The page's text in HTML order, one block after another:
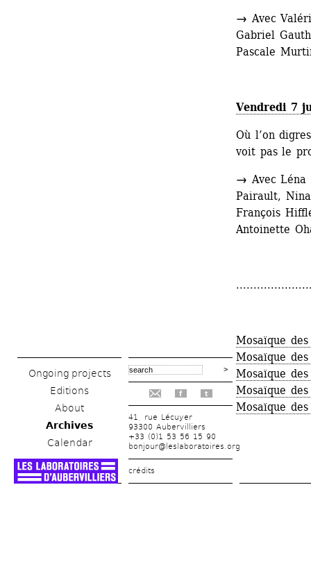
Ongoing projects
Editions
About
Archives
Calendar
f t
41, rue Lécuyer
93300 Aubervilliers
+33 (0)1 53 56 15 90
bonjour@leslaboratoires.org
crédits
→ Avec
Gabriel
Pascale
Vendredi 7
Où l’on
voit pas le
→ Avec
Pairault,
François
Antoinette
Mosaïque
Mosaïque
Mosaïque
Mosaïque
Mosaïque